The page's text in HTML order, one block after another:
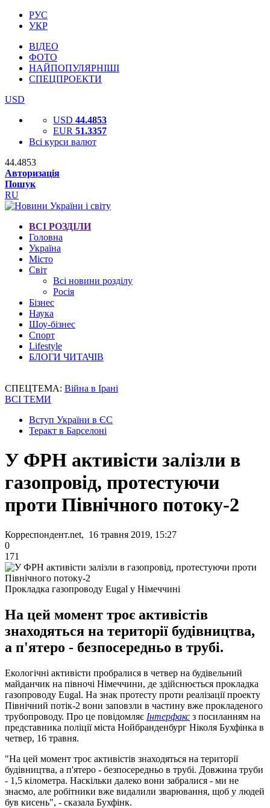
РУС
УКР
ВІДЕО
ФОТО
НАЙПОПУЛЯРНІШІ
СПЕЦПРОЕКТИ
USD
USD 44.4853
EUR 51.3357
Всі курси валют
44.4853
Авторизація
Пошук
RU
ВСІ РОЗДІЛИ
Головна
Україна
Місто
Світ
Всі новини розділу
Росія
Бізнес
Наука
Шоу-бізнес
Спорт
Lifestyle
БЛОГИ ЧИТАЧІВ
СПЕЦТЕМА: Війна в Ірані
ВСІ ТЕМИ
Вступ України в ЄС
Теракт в Барселоні
У ФРН активісти залізли в
газопровід, протестуючи
проти Північного потоку-2
Корреспондент.net, 16 травня 2019, 15:27
0
171
Прокладка газопроводу Eugal у Німеччині
На цей момент троє активістів
знаходяться на території будівництва,
а п'ятеро - безпосередньо в трубі.
Екологічні активісти пробралися в четвер на будівельний
майданчик на півночі Німеччини, де здійснюється прокладка
газопроводу Eugal. На знак протесту проти реалізації проекту
Північний потік-2 вони заповзли в частину вже прокладеного
трубопроводу. Про це повідомляє Інтерфакс з посиланням на
представника поліції міста Нойбранденбург Ніколя Бухфінка в
четвер, 16 травня.
"На цей момент троє активістів знаходяться на території
будівництва, а п'ятеро - безпосередньо в трубі. Довжина труби
- 1,5 кілометра. Наскільки далеко вони забралися - ми не
знаємо, але робітники вже видалили зварювання, щоб у людей
був кисень", - сказала Бухфінк.